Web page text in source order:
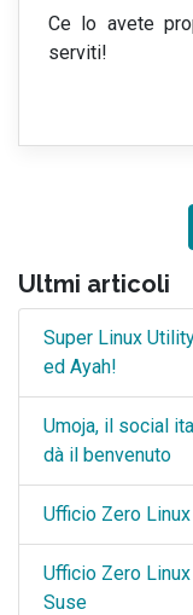
Ce lo avete
serviti!
Ultmi articoli
Super Linux
ed Ayah!
Umoja, il social
dà il benvenuto
Ufficio Zero
Ufficio Zero
Suse